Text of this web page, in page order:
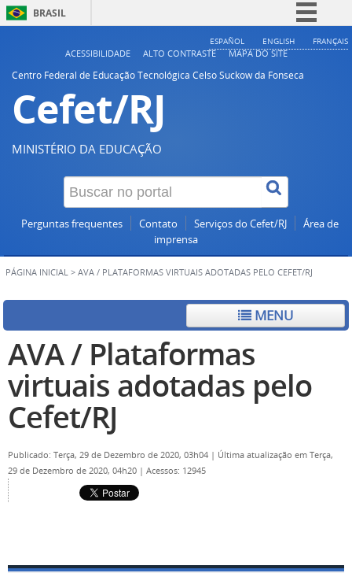
BRASIL
Simplifique!
ESPAÑOL ENGLISH FRANÇAIS
ACESSIBILIDADE ALTO CONTRASTE
MAPA DO SITE
Centro Federal de Educação Tecnológica Celso Suckow da Fonseca
Cefet/RJ
MINISTÉRIO DA EDUCAÇÃO
Perguntas frequentes Contato Serviços do Cefet/RJ
Área de
imprensa
PÁGINA INICIAL > AVA / PLATAFORMAS VIRTUAIS ADOTADAS PELO CEFET/RJ
MENU
AVA / Plataformas
virtuais adotadas pelo
Cefet/RJ
Publicado: Terça, 29 de Dezembro de 2020, 03h04 | Última atualização em Terça,
29 de Dezembro de 2020, 04h20 | Acessos: 12945